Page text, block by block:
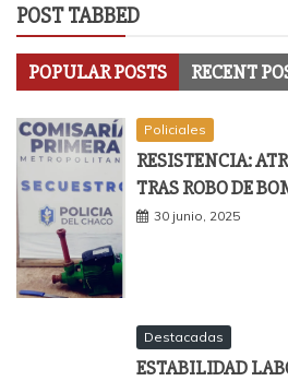
POST TABBED
POPULAR POSTS RECENT
Policiales
RESISTENCIA:
TRAS ROBO DE
30 junio, 2025
Destacadas
ESTABILIDAD